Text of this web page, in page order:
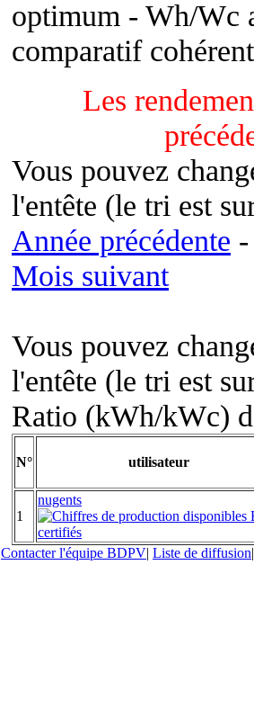
optimum - Wh/Wc
comparatif
Les
Vous pouvez
l'entête (le tri est
Année précédente -
Mois suivant
Vous pouvez
l'entête (le tri est
Ratio (kWh/kWc)
N° utilisateur
1
nugents
Contacter l'équipe BDPV| Liste de diffusion